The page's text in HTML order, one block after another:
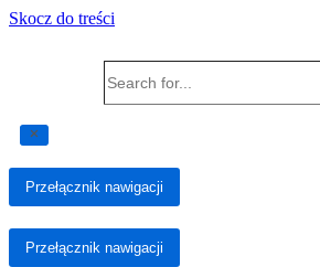
Skocz do treści
Przełącznik nawigacji
Przełącznik nawigacji